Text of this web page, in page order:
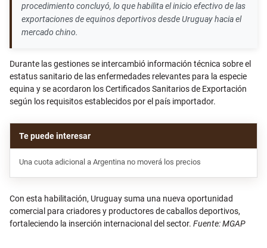
procedimiento concluyó, lo que habilita el inicio efectivo de las
exportaciones de equinos deportivos desde Uruguay hacia el
mercado chino.
Durante las gestiones se intercambió información técnica sobre el
estatus sanitario de las enfermedades relevantes para la especie
equina y se acordaron los Certificados Sanitarios de Exportación
según los requisitos establecidos por el país importador.
Una cuota adicional a Argentina no moverá los precios
Con esta habilitación, Uruguay suma una nueva oportunidad
comercial para criadores y productores de caballos deportivos,
fortaleciendo la inserción internacional del sector. Fuente: MGAP